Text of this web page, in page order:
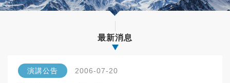
最新消息
演講公告 2006-07-20